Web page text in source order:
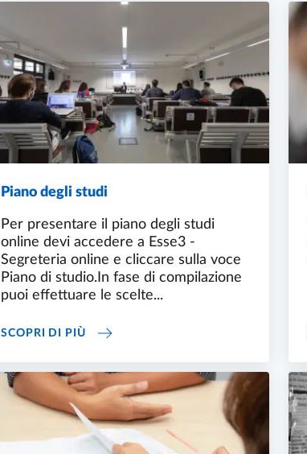
Piano degli studi
Per presentare il piano degli studi
online devi accedere a Esse3 -
Segreteria online e cliccare sulla voce
Piano di studio.In fase di compilazione
puoi effettuare le scelte...
SCOPRI DI PIÙPIANO DEGLI STUDI